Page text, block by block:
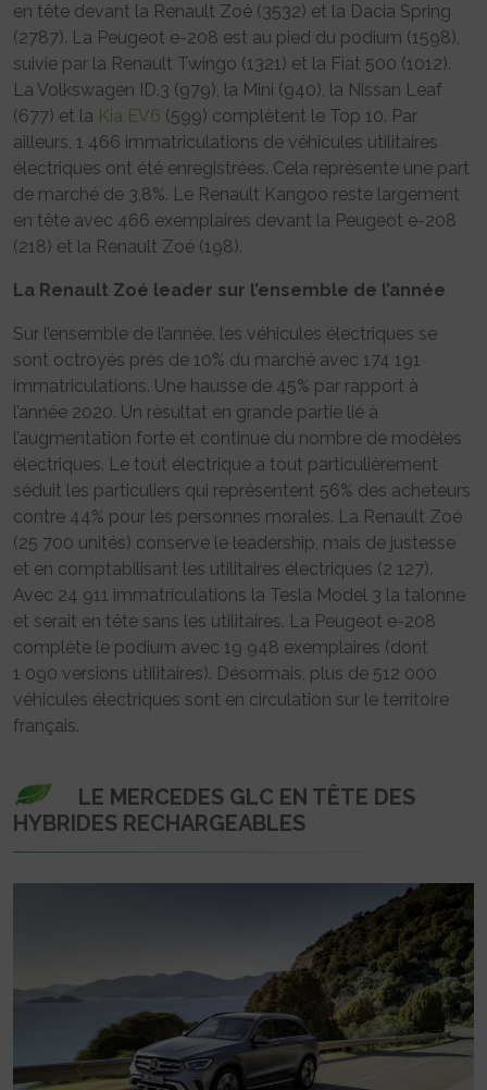
en tête devant la Renault Zoé (3532) et la Dacia Spring
(2787). La Peugeot e-208 est au pied du podium (1598),
suivie par la Renault Twingo (1321) et la Fiat 500 (1012).
La Volkswagen ID.3 (979), la Mini (940), la Nissan Leaf
(677) et la Kia EV6 (599) complètent le Top 10. Par
ailleurs, 1 466 immatriculations de véhicules utilitaires
électriques ont été enregistrées. Cela représente une part
de marché de 3,8%. Le Renault Kangoo reste largement
en tête avec 466 exemplaires devant la Peugeot e-208
(218) et la Renault Zoé (198).
La Renault Zoé leader sur l’ensemble de l’année
Sur l’ensemble de l’année, les véhicules électriques se
sont octroyés près de 10% du marché avec 174 191
immatriculations. Une hausse de 45% par rapport à
l’année 2020. Un résultat en grande partie lié à
l’augmentation forte et continue du nombre de modèles
électriques. Le tout électrique a tout particulièrement
séduit les particuliers qui représentent 56% des acheteurs
contre 44% pour les personnes morales. La Renault Zoé
(25 700 unités) conserve le leadership, mais de justesse
et en comptabilisant les utilitaires électriques (2 127).
Avec 24 911 immatriculations la Tesla Model 3 la talonne
et serait en tête sans les utilitaires. La Peugeot e-208
complète le podium avec 19 948 exemplaires (dont
1 090 versions utilitaires). Désormais, plus de 512 000
véhicules électriques sont en circulation sur le territoire
français.
LE MERCEDES GLC EN TÊTE DES
HYBRIDES RECHARGEABLES